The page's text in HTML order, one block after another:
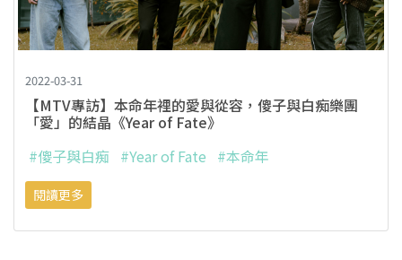
2022-03-31
【MTV專訪】本命年裡的愛與從容，傻子與白痴樂團
「愛」的結晶《Year of Fate》
#傻子與白痴 #Year of Fate #本命年
閱讀更多